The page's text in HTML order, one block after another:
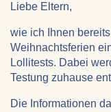
Liebe Eltern,
wie ich Ihnen
Weihnachtsferien
Lollitests. Dabei
Testung zuhause
Die Informationen